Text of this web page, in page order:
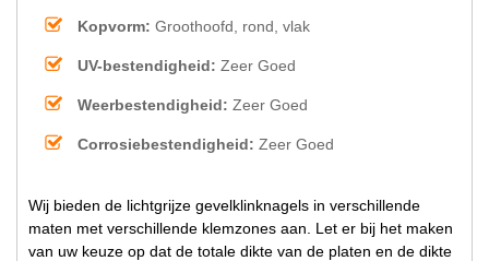
Kopvorm: Groothoofd, rond, vlak
UV-bestendigheid: Zeer Goed
Weerbestendigheid: Zeer Goed
Corrosiebestendigheid: Zeer Goed
Wij bieden de lichtgrijze gevelklinknagels in verschillende
maten met verschillende klemzones aan. Let er bij het maken
van uw keuze op dat de totale dikte van de platen en de dikte